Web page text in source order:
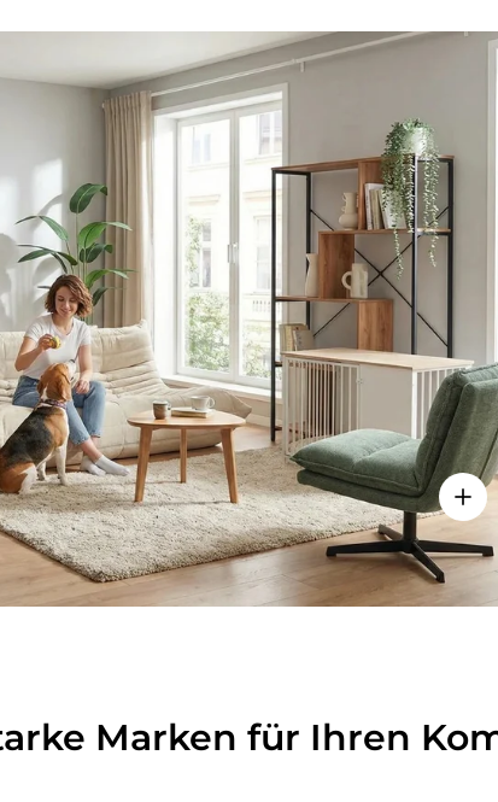
- AMIO H - Büroschrank
anzeigen - Sitzolo 2 - Loungesessel
Marken für Ihren